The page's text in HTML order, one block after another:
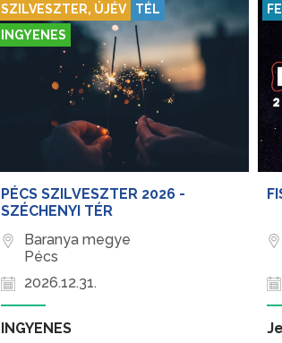
SZILVESZTER, ÚJÉV
TÉL
INGYENES
PÉCS SZILVESZTER 2026 -
SZÉCHENYI TÉR
Baranya megye
Pécs
2026.12.31.
INGYENES